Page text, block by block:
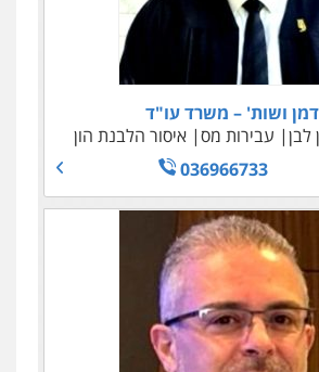
ושות' – משרד עו"ד
לבן עבירות מס איסור הלבנת הון
036966733